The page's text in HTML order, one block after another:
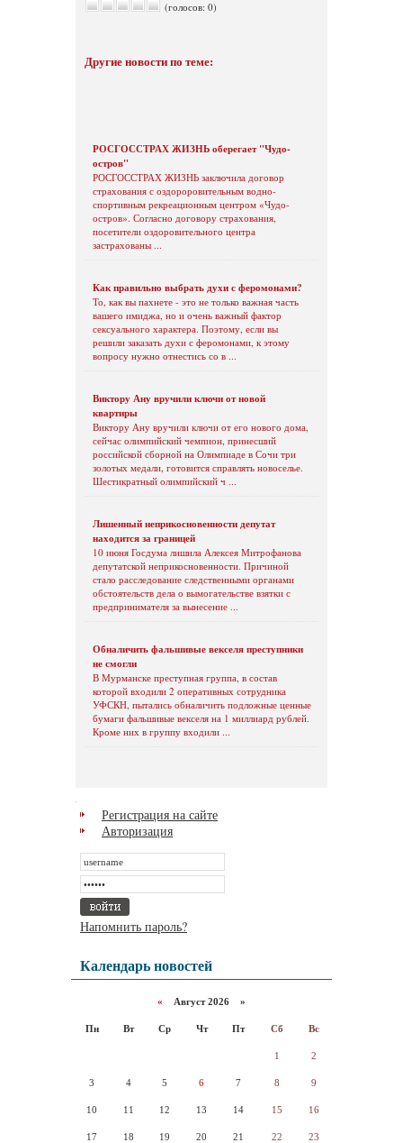
(голосов: 0)
Другие новости по теме:
РОСГОССТРАХ ЖИЗНЬ оберегает "Чудо-
остров"
РОСГОССТРАХ ЖИЗНЬ заключила договор
страхования с оздороровительным водно-
спортивным рекреационным центром «Чудо-
остров». Согласно договору страхования,
посетители оздоровительного центра
застрахованы ...
Как правильно выбрать духи с феромонами?
То, как вы пахнете - это не только важная часть
вашего имиджа, но и очень важный фактор
сексуального характера. Поэтому, если вы
решили заказать духи с феромонами, к этому
вопросу нужно отнестись со в ...
Виктору Ану вручили ключи от новой
квартиры
Виктору Ану вручили ключи от его нового дома,
сейчас олимпийский чемпион, принесший
российской сборной на Олимпиаде в Сочи три
золотых медали, готовится справлять новоселье.
Шестикратный олимпийский ч ...
Лишенный неприкосновенности депутат
находится за границей
10 июня Госдума лишила Алексея Митрофанова
депутатской неприкосновенности. Причиной
стало расследование следственными органами
обстоятельств дела о вымогательстве взятки с
предпринимателя за вынесение ...
Обналичить фальшивые векселя преступники
не смогли
В Мурманске преступная группа, в состав
которой входили 2 оперативных сотрудника
УФСКН, пытались обналичить подложные ценные
бумаги фальшивые векселя на 1 миллиард рублей.
Кроме них в группу входили ...
Регистрация на сайте
Авторизация
Напомнить пароль?
Календарь новостей
« Август 2026 »
Пн Вт Ср Чт Пт Сб Вс
1 2
3 4 5 6 7 8 9
10 11 12 13 14 15 16
17 18 19 20 21 22 23